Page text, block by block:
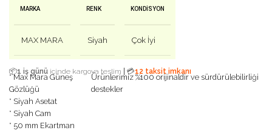
MARKA
MAX MARA
RENK
Siyah
KONDISYON
Çok İyi
📦1 iş günü içinde kargoya teslim 💳12 taksit imkanı
* Max Mara Güneş
Gözlüğü
* Siyah Asetat
* Siyah Cam
* 50 mm Ekartman
Ürünlerimiz %100 orijinaldir ve sürdürülebilirliği
destekler